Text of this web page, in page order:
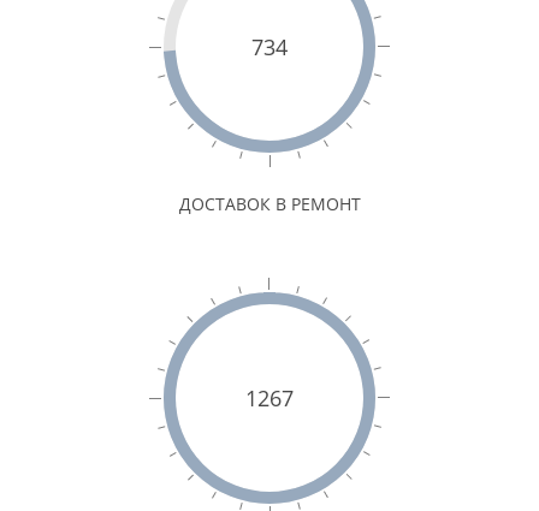
734
ДОСТАВОК В РЕМОНТ
1267